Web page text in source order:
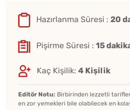
Hazırlanma Süresi : 20
Pişirme Süresi : 15
Kaç Kişilik: 4 Kişilik
Editör Notu: Birbirinden lezzetli
en zor yemekleri bile olabilecek en